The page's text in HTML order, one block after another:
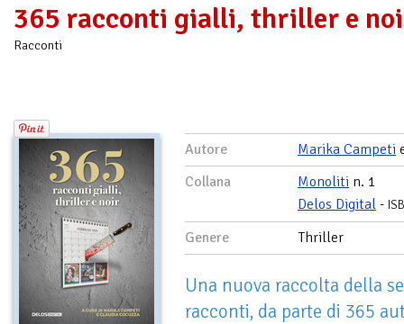
365 racconti gialli, thriller e
Racconti
Autore Marika Campeti
Collana
Monoliti n. 1
Delos Digital -
Genere Thriller
Una nuova raccolta della
racconti, da parte di 365